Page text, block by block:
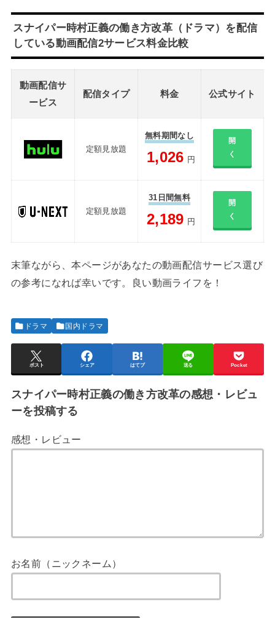
スナイパー時村正義の働き方改革（ドラマ）を配信
している動画配信2サービス料金比較
動画配信サ
ービス
配信タイプ 料金 公式サイト
定額見放題
無料期間なし
1,026 円
開
く
定額見放題
31日間無料
2,189 円
開
く
末筆ながら、本ページがあなたの動画配信サービス選び
の参考になれば幸いです。良い動画ライフを！
ドラマ 国内ドラマ
ポスト シェア はてブ 送る Pocket
スナイパー時村正義の働き方改革の感想・レビュ
ーを投稿する
感想・レビュー
お名前（ニックネーム）